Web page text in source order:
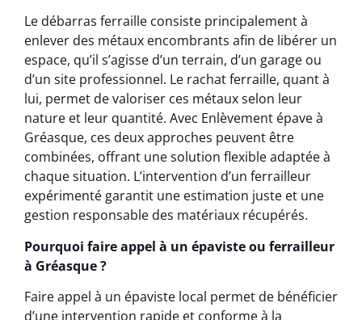
Le débarras ferraille consiste principalement à
enlever des métaux encombrants afin de libérer un
espace, qu’il s’agisse d’un terrain, d’un garage ou
d’un site professionnel. Le rachat ferraille, quant à
lui, permet de valoriser ces métaux selon leur
nature et leur quantité. Avec Enlèvement épave à
Gréasque, ces deux approches peuvent être
combinées, offrant une solution flexible adaptée à
chaque situation. L’intervention d’un ferrailleur
expérimenté garantit une estimation juste et une
gestion responsable des matériaux récupérés.
Pourquoi faire appel à un épaviste ou ferrailleur
à Gréasque ?
Faire appel à un épaviste local permet de bénéficier
d’une intervention rapide et conforme à la